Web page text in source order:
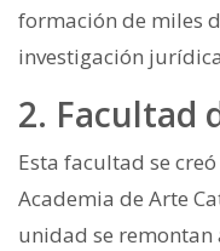
formación de miles
investigación
2. Facultad
Esta facultad se
Academia de Arte
unidad se remontan